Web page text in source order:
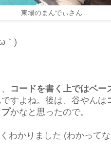
東場のまんでぃさん
｀)
コードを書く上ではベー
ですよね。後は、谷やんは
かなと思ったので。
わかりました (わかってな